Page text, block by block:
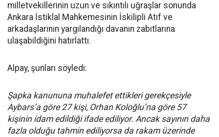
milletvekillerinin uzun ve sıkıntılı uğraşlar sonunda
Ankara İstiklal Mahkemesinin İskilipli Atıf ve
arkadaşlarının yargılandığı davanın zabıtlarına
ulaşabildiğini hatırlattı.
Alpay, şunları söyledi:
Şapka kanununa muhalefet ettikleri gerekçesiyle
Aybars’a göre 27 kişi, Orhan Koloğlu’na göre 57
kişinin idam edildiği ifade ediliyor. Ancak sayının daha
fazla olduğu tahmin ediliyorsa da rakam üzerinde